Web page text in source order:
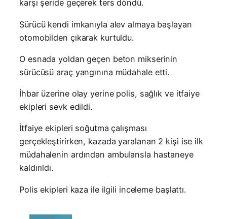
karşı şeride geçerek ters döndü.
Sürücü kendi imkanıyla alev almaya başlayan
otomobilden çıkarak kurtuldu.
O esnada yoldan geçen beton mikserinin
sürücüsü araç yangınına müdahale etti.
İhbar üzerine olay yerine polis, sağlık ve itfaiye
ekipleri sevk edildi.
İtfaiye ekipleri soğutma çalışması
gerçekleştirirken, kazada yaralanan 2 kişi ise ilk
müdahalenin ardından ambulansla hastaneye
kaldırıldı.
Polis ekipleri kaza ile ilgili inceleme başlattı.